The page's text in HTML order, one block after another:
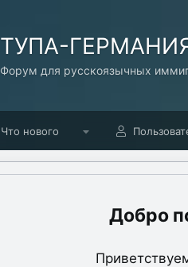
TУПА-
Форум для русскоязычных
Что нового